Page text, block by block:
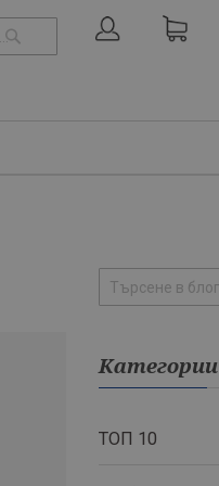
Търсене
Категории
ТОП 10